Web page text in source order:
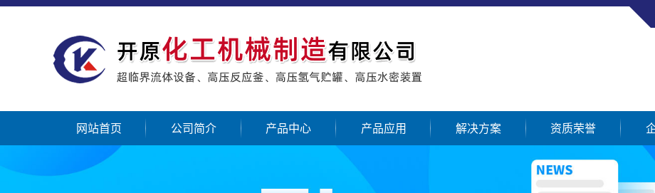
网站首页 公司简介 产品中心 产品应用 解决方案 资质荣誉